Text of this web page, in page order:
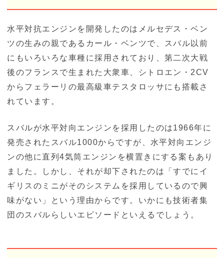
水平対抗エンジンを開発したのはメルセデス・ベン
ツの生みの親であるカール・ベンツで、スバル以前
にもいろいろな車種に採用されており、第二次大戦
後のフランスで生まれた大衆車、シトロエン・2CV
からフェラーリの最高級車テスタロッサにも搭載さ
れています。
スバルが水平対向エンジンを採用したのは1966年に
発売されたスバル1000からですが、水平対向エンジ
ンの他に直列4気筒エンジンを横置きにする案もあり
ました。しかし、それが却下されたのは「すでにイ
ギリスのミニがそのシステムを採用しているので興
味がない」という理由からです。いかにも技術者集
団のスバルらしいエピソードといえるでしょう。